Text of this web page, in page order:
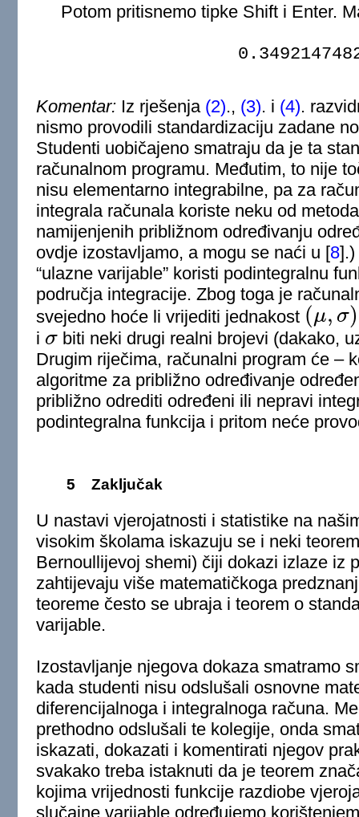
Potom pritisnemo tipke Shift i Enter.
Komentar:Iz rješenja (2)., (3). i (4).
nismo provodili standardizaciju zadane
Studenti uobičajeno smatraju da je ta
računalnom programu. Međutim, to nije
nisu elementarno integrabilne, pa za
integrala računala koriste neku od
namijenjenih približnom određivanju
ovdje izostavljamo, a mogu se naći u [8]
“ulazne varijable” koristi podintegralnu
područja integracije. Zbog toga je
svejedno hoće li vrijediti jednakost (μ, σ)
(μ ,σ)= 0,1
i σ
σ biti neki drugi realni brojevi (dakako,
Drugim riječima, računalni program će –
algoritme za približno određivanje
približno odrediti određeni ili nepravi
podintegralna funkcija i pritom neće
5 Zaključak
U nastavi vjerojatnosti i statistike na
visokim školama iskazuju se i neki
Bernoullijevoj shemi) čiji dokazi izlaze iz
zahtijevaju više matematičkoga
teoreme često se ubraja i teorem o
varijable.
Izostavljanje njegova dokaza smatramo
kada studenti nisu odslušali osnovne
diferencijalnoga i integralnoga računa.
prethodno odslušali te kolegije, onda
iskazati, dokazati i komentirati njegov
svakako treba istaknuti da je teorem
kojima vrijednosti funkcije razdiobe
slučajne varijable određujemo